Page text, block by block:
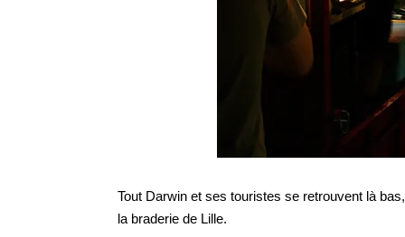
Tout Darwin et ses touristes se retrouvent là
la braderie de Lille.